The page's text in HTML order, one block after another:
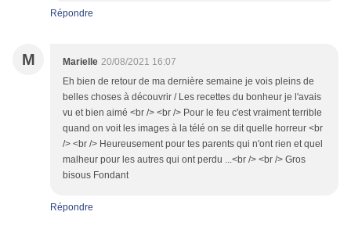
Répondre
M Marielle 20/08/2021 16:07
Eh bien de retour de ma dernière semaine je vois pleins de
belles choses à découvrir / Les recettes du bonheur je l'avais
vu et bien aimé <br /> <br /> Pour le feu c'est vraiment terrible
quand on voit les images à la télé on se dit quelle horreur <br
/> <br /> Heureusement pour tes parents qui n'ont rien et quel
malheur pour les autres qui ont perdu ...<br /> <br /> Gros
bisous Fondant
Répondre